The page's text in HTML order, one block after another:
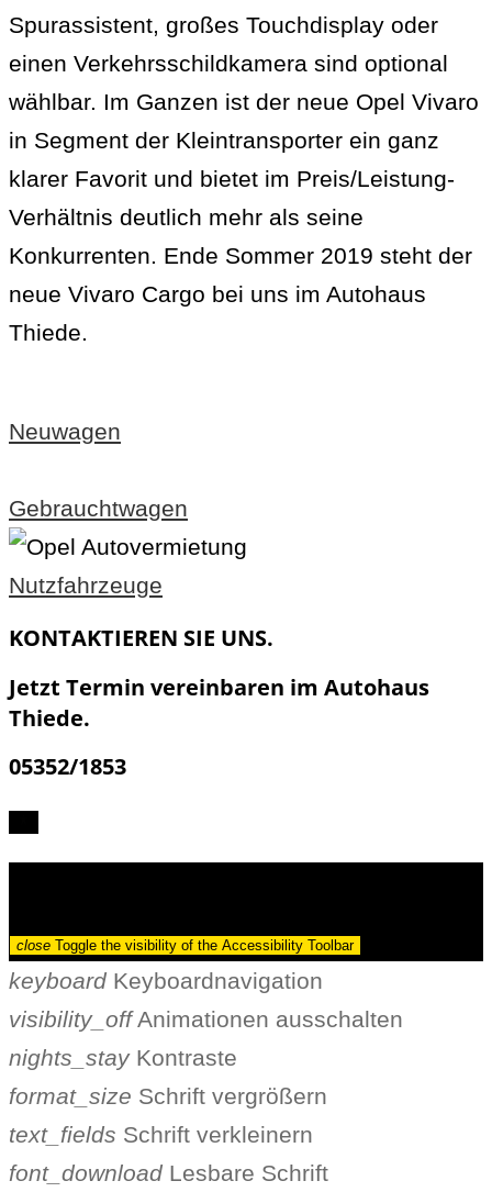
Spurassistent, großes Touchdisplay oder
einen Verkehrsschildkamera sind optional
wählbar. Im Ganzen ist der neue Opel Vivaro
in Segment der Kleintransporter ein ganz
klarer Favorit und bietet im Preis/Leistung-
Verhältnis deutlich mehr als seine
Konkurrenten. Ende Sommer 2019 steht der
neue Vivaro Cargo bei uns im Autohaus
Thiede.
Neuwagen
Gebrauchtwagen
Nutzfahrzeuge
KONTAKTIEREN SIE UNS.
Jetzt Termin vereinbaren im Autohaus
Thiede.
05352/1853
close Toggle the visibility of the Accessibility Toolbar
keyboard Keyboardnavigation
visibility_off Animationen ausschalten
nights_stay Kontraste
format_size Schrift vergrößern
text_fields Schrift verkleinern
font_download Lesbare Schrift